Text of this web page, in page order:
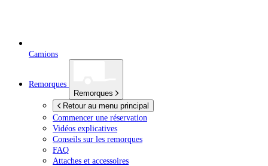
Camions
Remorques
Remorques
Retour au menu principal
Commencer une réservation
Vidéos explicatives
Conseils sur les remorques
FAQ
Attaches et accessoires